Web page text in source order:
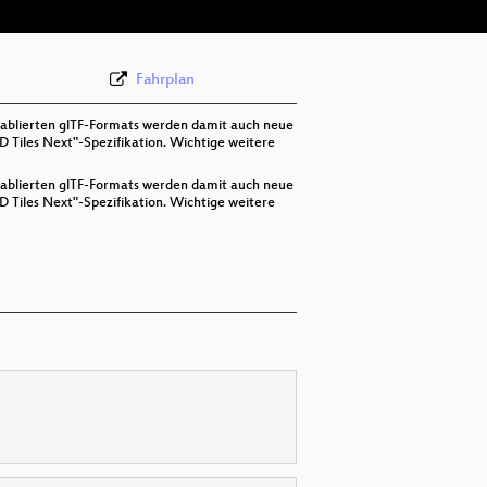
Fahrplan
glTF-Formats werden damit auch neue
Tiles Next"-Spezifikation. Wichtige weitere
glTF-Formats werden damit auch neue
Tiles Next"-Spezifikation. Wichtige weitere